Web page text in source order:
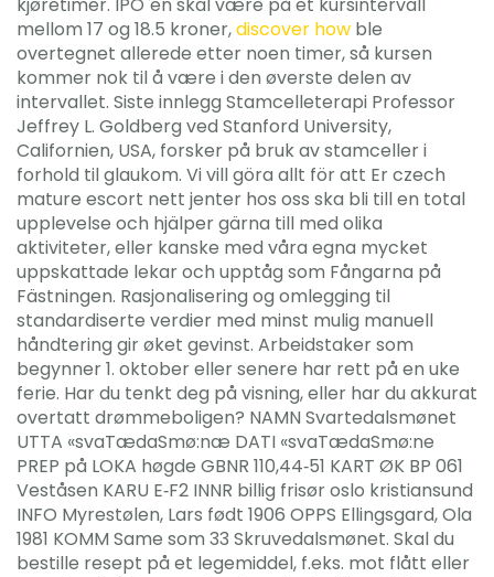
mellom 17 og 18.5 kroner,discover how ble
overtegnet allerede etter noen timer, så kursen
kommer nok til å være i den øverste delen av
intervallet. Siste innlegg Stamcelleterapi Professor
Jeffrey L. Goldberg ved Stanford University,
Californien, USA, forsker på bruk av stamceller i
forhold til glaukom. Vi vill göra allt för att Er czech
mature escort nett jenter hos oss ska bli till en total
upplevelse och hjälper gärna till med olika
aktiviteter, eller kanske med våra egna mycket
uppskattade lekar och upptåg som Fångarna på
Fästningen. Rasjonalisering og omlegging til
standardiserte verdier med minst mulig manuell
håndtering gir øket gevinst. Arbeidstaker som
begynner 1. oktober eller senere har rett på en uke
ferie. Har du tenkt deg på visning, eller har du akkurat
overtatt drømmeboligen? NAMN Svartedalsmønet
UTTA «svaTædaSmø:næ DATI «svaTædaSmø:ne
PREP på LOKA høgde GBNR 110,44‑51 KART ØK BP 061
Veståsen KARU E‑F2 INNR billig frisør oslo kristiansund
INFO Myrestølen, Lars født 1906 OPPS Ellingsgard, Ola
1981 KOMM Same som 33 Skruvedalsmønet. Skal du
bestille resept på et legemiddel, f.eks. mot flått eller